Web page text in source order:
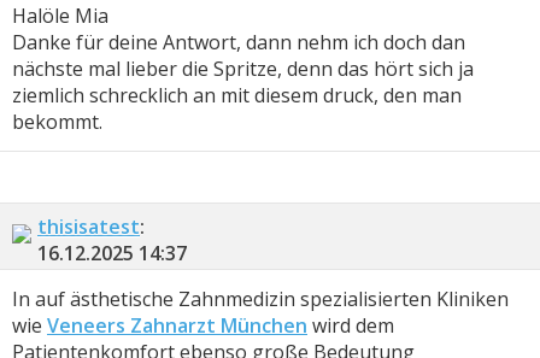
Halöle Mia
Danke für deine Antwort, dann nehm ich doch dan
nächste mal lieber die Spritze, denn das hört sich ja
ziemlich schrecklich an mit diesem druck, den man
bekommt.
thisisatest:
16.12.2025 14:37
In auf ästhetische Zahnmedizin spezialisierten Kliniken
wie Veneers Zahnarzt München wird dem
Patientenkomfort ebenso große Bedeutung